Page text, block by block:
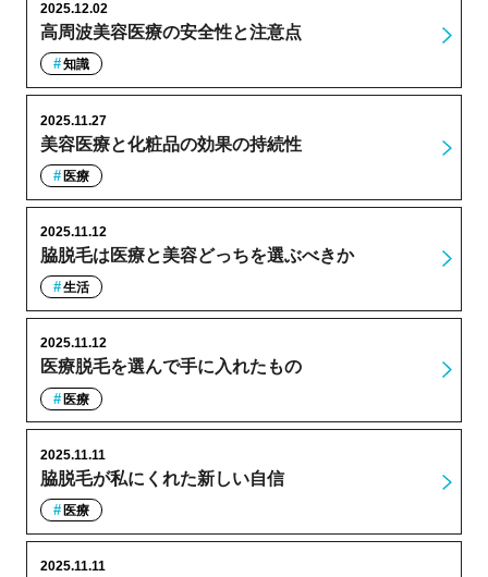
高周波美容医療の安全性と注意点
2025.12.02
知識
美容医療と化粧品の効果の持続性
2025.11.27
医療
脇脱毛は医療と美容どっちを選ぶべきか
2025.11.12
生活
医療脱毛を選んで手に入れたもの
2025.11.12
医療
脇脱毛が私にくれた新しい自信
2025.11.11
医療
2025.11.11